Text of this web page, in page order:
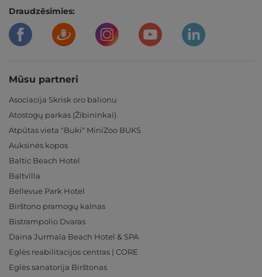
Draudzēsimies:
Mūsu partneri
Asociacija Skrisk oro balionu
Atostogų parkas (Žibininkai)
Atpūtas vieta "Buki" MiniZoo BUKS
Auksinės kopos
Baltic Beach Hotel
Baltvilla
Bellevue Park Hotel
Birštono pramogų kalnas
Bistrampolio Dvaras
Daina Jurmala Beach Hotel & SPA
Eglės reabilitacijos centras | CORE
Eglės sanatorija Birštonas